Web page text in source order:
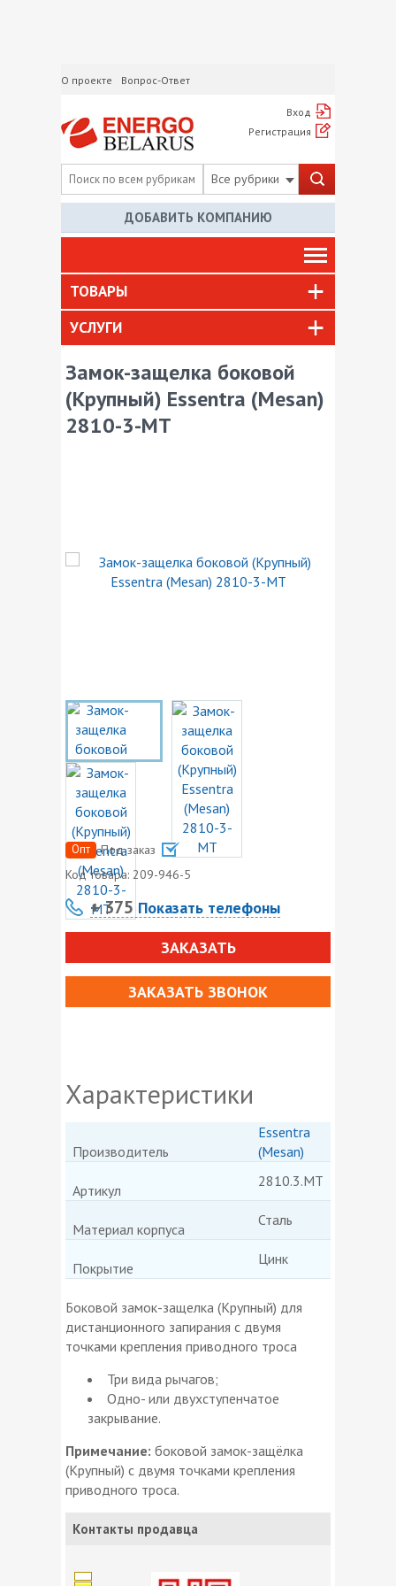
О проекте Вопрос-Ответ
Вход
Регистрация
Все рубрики
ДОБАВИТЬ КОМПАНИЮ
ТОВАРЫ
УСЛУГИ
Замок-защелка боковой
(Крупный) Essentra (Mesan)
2810-3-MT
Опт
Под заказ
Код товара: 209-946-5
+ 375 Показать телефоны
ЗАКАЗАТЬ
ЗАКАЗАТЬ ЗВОНОК
Характеристики
Производитель
Essentra
(Mesan)
Артикул
2810.3.MT
Материал корпуса
Сталь
Покрытие
Цинк
Боковой замок-защелка (Крупный) для
дистанционного запирания с двумя
точками крепления приводного троса
Три вида рычагов;
Одно- или двухступенчатое
закрывание.
Примечание: боковой замок-защёлка
(Крупный) с двумя точками крепления
приводного троса.
Контакты продавца